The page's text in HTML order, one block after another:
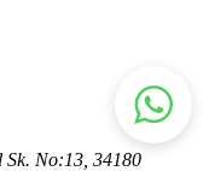
Sk. No:13, 34180